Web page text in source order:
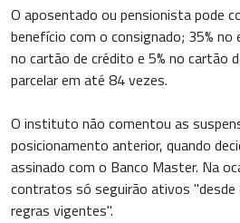
O aposentado ou pensionista pode
benefício com o consignado; 35% no
no cartão de crédito e 5% no cartão
parcelar em até 84 vezes.
O instituto não comentou as
posicionamento anterior, quando
assinado com o Banco Master. Na
contratos só seguirão ativos "desde
regras vigentes".